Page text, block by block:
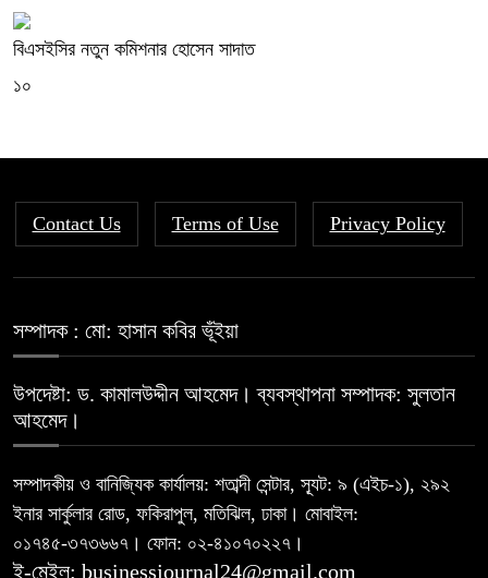
বিএসইসির নতুন কমিশনার হোসেন সাদাত
১০
Contact Us Terms of Use Privacy Policy
সম্পাদক : মো: হাসান কবির ভূঁইয়া
উপদেষ্টা: ড. কামালউদ্দীন আহমেদ। ব্যবস্থাপনা সম্পাদক: সুলতান
আহমেদ।
সম্পাদকীয় ও বানিজ্যিক কার্যালয়: শতাব্দী সেন্টার, স্যূট: ৯ (এইচ-১), ২৯২
ইনার সার্কুলার রোড, ফকিরাপুল, মতিঝিল, ঢাকা। মোবাইল:
০১৭৪৫-৩৭৩৬৬৭। ফোন: ০২-৪১০৭০২২৭।
ই-মেইল: businessjournal24@gmail.com